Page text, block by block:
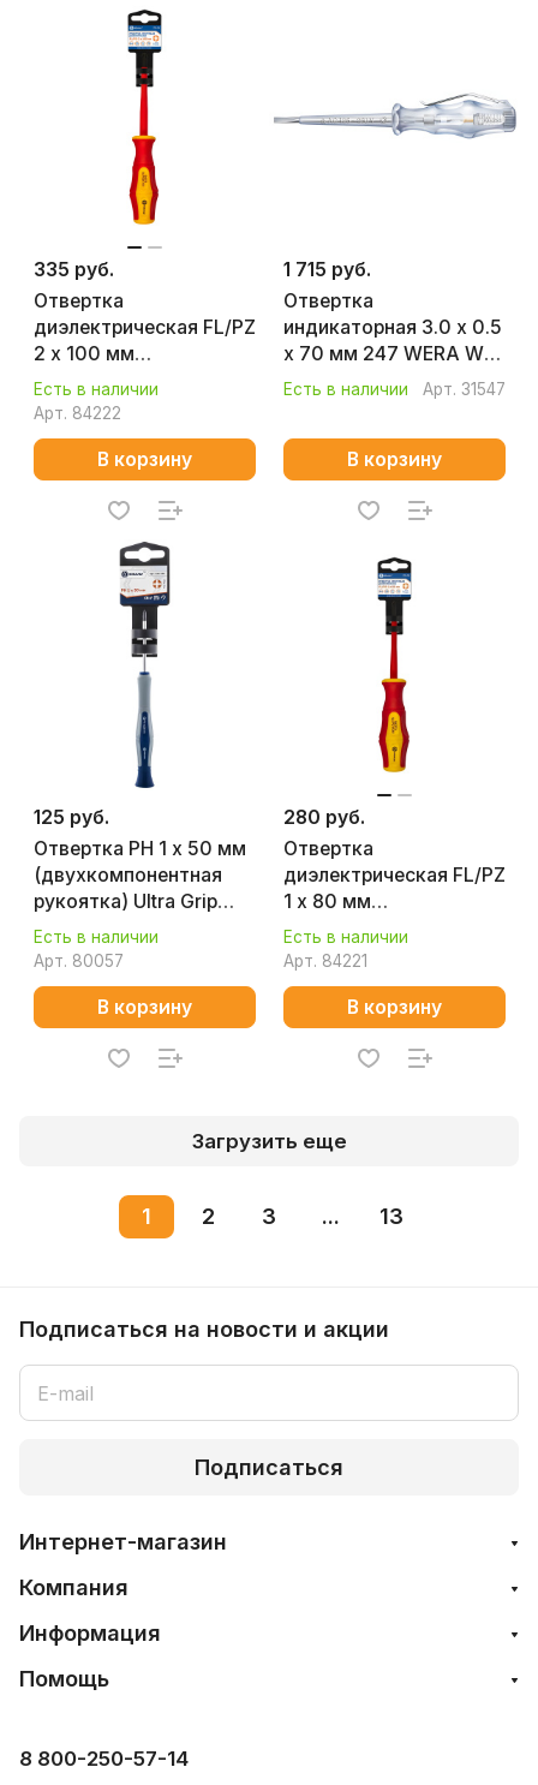
335 руб.
Отвертка
диэлектрическая FL/PZ
2 х 100 мм
(двухкомпонентная
рукоятка) Ultra Grip
КОБАЛЬТ 799-734
Есть в наличии
Арт. 84222
В корзину
1 715 руб.
Отвертка
индикаторная 3.0 х 0.5
х 70 мм 247 WERA WE-
005655
Есть в наличии Арт. 31547
В корзину
125 руб.
Отвертка PH 1 х 50 мм
(двухкомпонентная
рукоятка) Ultra Grip
КОБАЛЬТ 245-275
Есть в наличии
Арт. 80057
В корзину
280 руб.
Отвертка
диэлектрическая FL/PZ
1 х 80 мм
(двухкомпонентная
рукоятка) Ultra Grip
КОБАЛЬТ 799-727
Есть в наличии
Арт. 84221
В корзину
Загрузить еще
1 2 3 ... 13
Подписаться на новости и акции
Подписаться
Интернет-магазин
Компания
Информация
Помощь
8 800-250-57-14